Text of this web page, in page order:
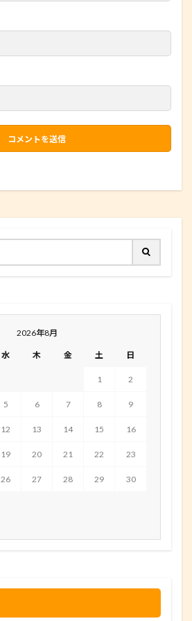
2026年8月
水 木 金 土 日
1 2
5 6 7 8 9
12 13 14 15 16
19 20 21 22 23
26 27 28 29 30